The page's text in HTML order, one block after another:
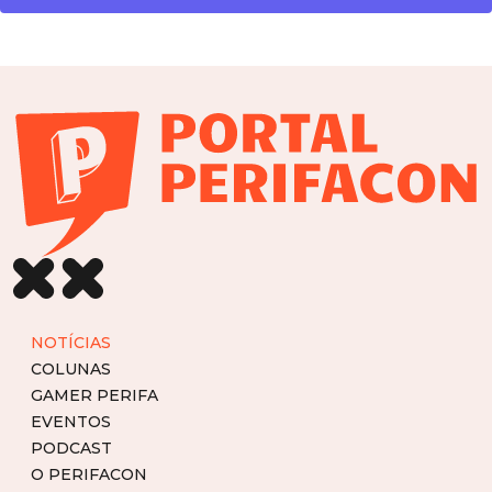
NOTÍCIAS
COLUNAS
GAMER PERIFA
EVENTOS
PODCAST
O PERIFACON